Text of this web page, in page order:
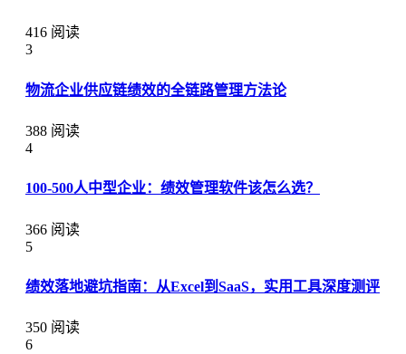
416 阅读
3
物流企业供应链绩效的全链路管理方法论
388 阅读
4
100-500人中型企业：绩效管理软件该怎么选？
366 阅读
5
绩效落地避坑指南：从Excel到SaaS，实用工具深度测评
350 阅读
6